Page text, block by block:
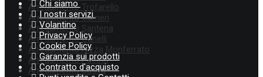
Arredamento Trofarello
Arredamento Cameri
Arredamento Santena
Arredamento Canelli
Arredamento Nizza Monferrato
Arredamento Poirino
Arredamento Busca
Chi siamo
I nostri servizi
Volantino
Privacy Policy
Cookie Policy
Garanzia sui prodotti
Contratto d'acquisto